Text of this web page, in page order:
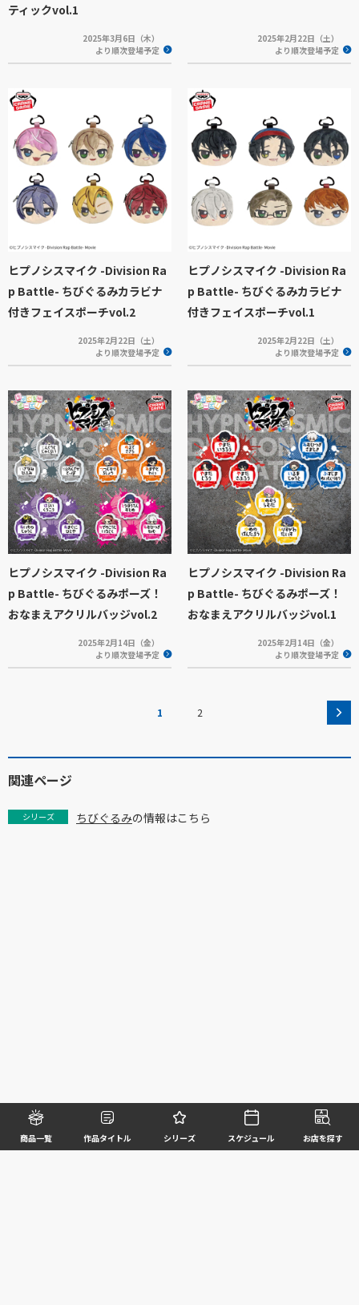
商品一覧 作品タイトル シリーズ スケジュール お店を探す
ティックvol.1
2025年3月6日（木）
より順次登場予定
2025年2月22日（土）
より順次登場予定
ヒプノシスマイク -Division Ra
p Battle- ちびぐるみカラビナ
付きフェイスポーチvol.2
2025年2月22日（土）
より順次登場予定
ヒプノシスマイク -Division Ra
p Battle- ちびぐるみカラビナ
付きフェイスポーチvol.1
2025年2月22日（土）
より順次登場予定
ヒプノシスマイク -Division Ra
p Battle- ちびぐるみポーズ！
おなまえアクリルバッジvol.2
2025年2月14日（金）
より順次登場予定
ヒプノシスマイク -Division Ra
p Battle- ちびぐるみポーズ！
おなまえアクリルバッジvol.1
2025年2月14日（金）
より順次登場予定
1 2
関連ページ
シリーズ ちびぐるみの情報はこちら